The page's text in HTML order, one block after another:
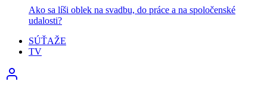
Ako sa líši oblek na svadbu, do práce a na spoločenské
udalosti?
SÚŤAŽE
TV